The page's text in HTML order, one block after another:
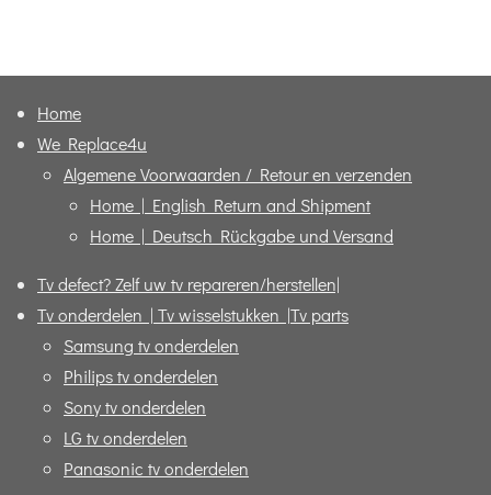
Home
We Replace4u
Algemene Voorwaarden / Retour en verzenden
Home | English Return and Shipment
Home | Deutsch Rückgabe und Versand
Tv defect? Zelf uw tv repareren/herstellen|
Tv onderdelen | Tv wisselstukken |Tv parts
Samsung tv onderdelen
Philips tv onderdelen
Sony tv onderdelen
LG tv onderdelen
Panasonic tv onderdelen